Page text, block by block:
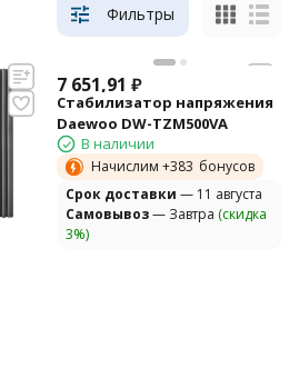
Фильтры
7 651,91 ₽
Стабилизатор напряжения
Daewoo DW-TZM500VA
В наличии
Начислим +383 бонусов
Cрок доставки — 11 августа
Самовывоз— Завтра (скидка
3%)